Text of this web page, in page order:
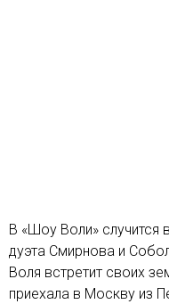
В «Шоу Воли» случится
дуэта Смирнова и
Воля встретит своих
приехала в Москву из